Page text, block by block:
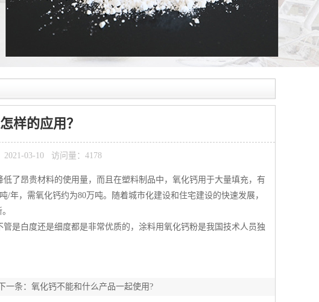
样的应用？
2021-03-10 访问量：4178
了昂贵材料的使用量，而且在塑料制品中，氧化钙用于大量填充，有
年，需氧化钙约为80万吨。随着城市化建设和住宅建设的快速发展，
白度还是细度都是非常优质的，涂料用氧化钙粉是我国技术人员独
下一条： 氧化钙不能和什么产品一起使用?